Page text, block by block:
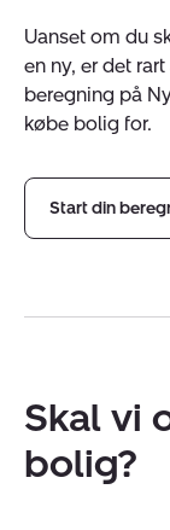
Uanset om du
en ny, er det
beregning på
købe bolig for.
Start din
Skal vi
bolig?